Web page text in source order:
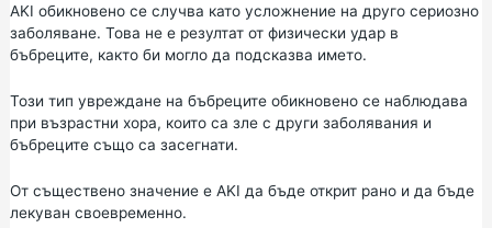
AKI обикновено се случва като усложнение на друго сериозно
заболяване. Това не е резултат от физически удар в
бъбреците, както би могло да подсказва името.
Този тип увреждане на бъбреците обикновено се наблюдава
при възрастни хора, които са зле с други заболявания и
бъбреците също са засегнати.
От съществено значение е AKI да бъде открит рано и да бъде
лекуван своевременно.